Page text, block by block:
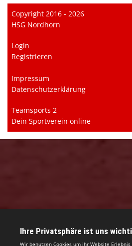
Copyright 2016 - 2026
HSG Nordhorn
Login
Registrieren
Impressum
Datenschutzerklärung
Teamsports 2
Dein Sportverein online